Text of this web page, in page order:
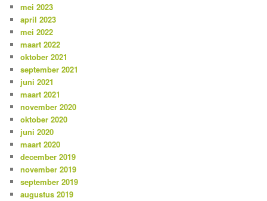
mei 2023
april 2023
mei 2022
maart 2022
oktober 2021
september 2021
juni 2021
maart 2021
november 2020
oktober 2020
juni 2020
maart 2020
december 2019
november 2019
september 2019
augustus 2019